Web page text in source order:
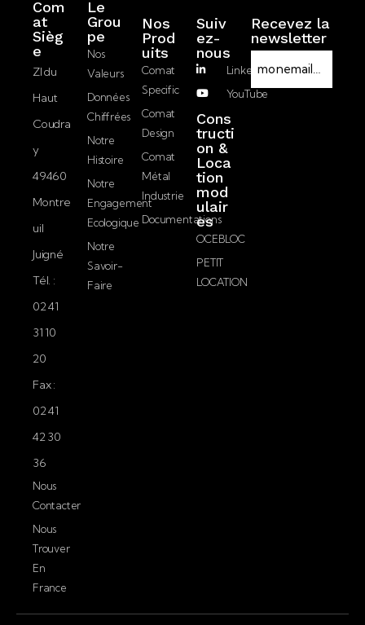
Com
at
Sièg
e
ZI du
Haut
Coudra
y
49460
Montre
uil
Juigné
Tél. :
02 41
31 10
20
Fax :
02 41
42 30
36
Nous
Contacter
Nous
Trouver
En
France
Le
Grou
pe
Nos
Valeurs
Données
Chiffrées
Notre
Histoire
Notre
Engagement
Ecologique
Notre
Savoir-
Faire
Nos
Prod
Uits
Comat
Specific
Comat
Design
Comat
Métal
Industrie
Documentations
Suiv
ez-
nous
LinkedIn
YouTube
Cons
tructi
on &
Loca
tion
mod
ulair
es
OCEBLOC
PETIT
LOCATION
Recevez la
newsletter
-
m
R
G
P